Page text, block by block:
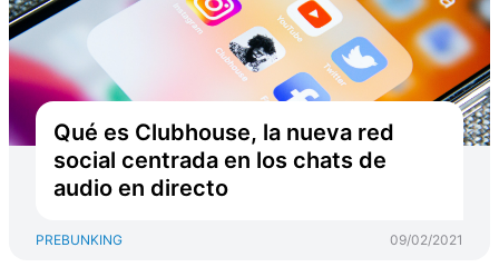
Qué es Clubhouse, la nueva red
social centrada en los chats de
audio en directo
PREBUNKING 09/02/2021